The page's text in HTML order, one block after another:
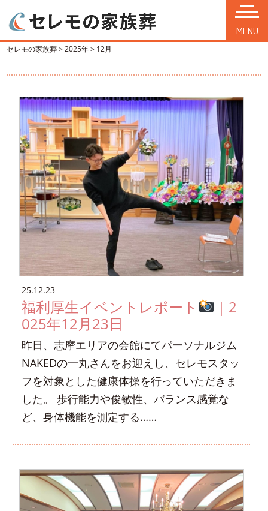
MENU
セレモの家族葬>2025年> 12月
25.12.23
福利厚生イベントレポート
｜2
025年12月23日
昨日、志摩エリアの会館にてパーソナルジム
NAKEDの一丸さんをお迎えし、セレモスタッ
フを対象とした健康体操を行っていただきま
した。 歩行能力や俊敏性、バランス感覚な
ど、身体機能を測定する……